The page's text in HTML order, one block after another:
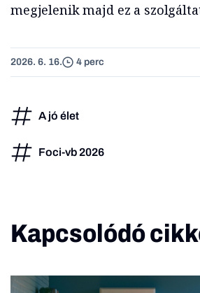
megjelenik majd ez a
2026. 6. 16. 4 perc
A jó élet
Foci-vb 2026
Kapcsolódó